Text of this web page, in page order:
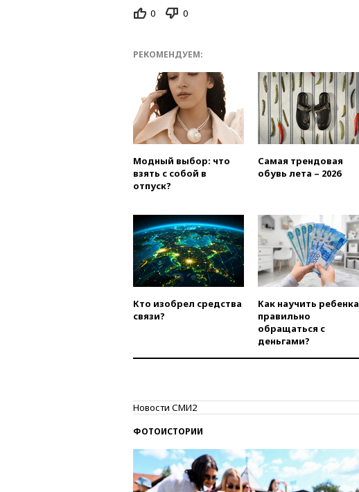
0 0
РЕКОМЕНДУЕМ:
Модный выбор: что
взять с собой в
отпуск?
Самая трендовая
обувь лета – 2026
Кто изобрел средства
связи?
Как научить ребенка
правильно
обращаться с
деньгами?
Новости СМИ2
ФОТОИСТОРИИ